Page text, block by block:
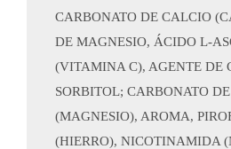
CARBONATO DE CALCIO
DE MAGNESIO, ÁCIDO L-
(VITAMINA C), AGENTE DE
SORBITOL; CARBONATO
(MAGNESIO), AROMA,
(HIERRO), NICOTINAMIDA